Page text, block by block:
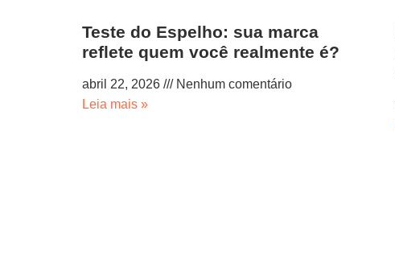
Teste do Espelho: sua marca
reflete quem você realmente é?
abril 22, 2026
Nenhum comentário
Leia mais »